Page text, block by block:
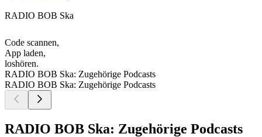
RADIO BOB Ska
Code scannen,
App laden,
loshören.
RADIO BOB Ska: Zugehörige Podcasts
RADIO BOB Ska: Zugehörige Podcasts
RADIO BOB Ska: Zugehörige Podcasts